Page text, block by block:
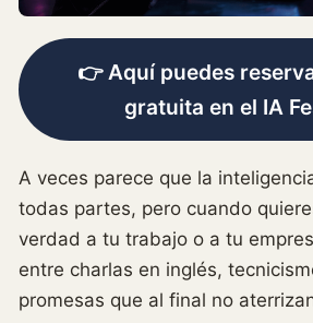
👉 Aquí puedes
gratuita en el IA
A veces parece que la
todas partes, pero cuando
verdad a tu trabajo o a tu
entre charlas en inglés,
promesas que al final no